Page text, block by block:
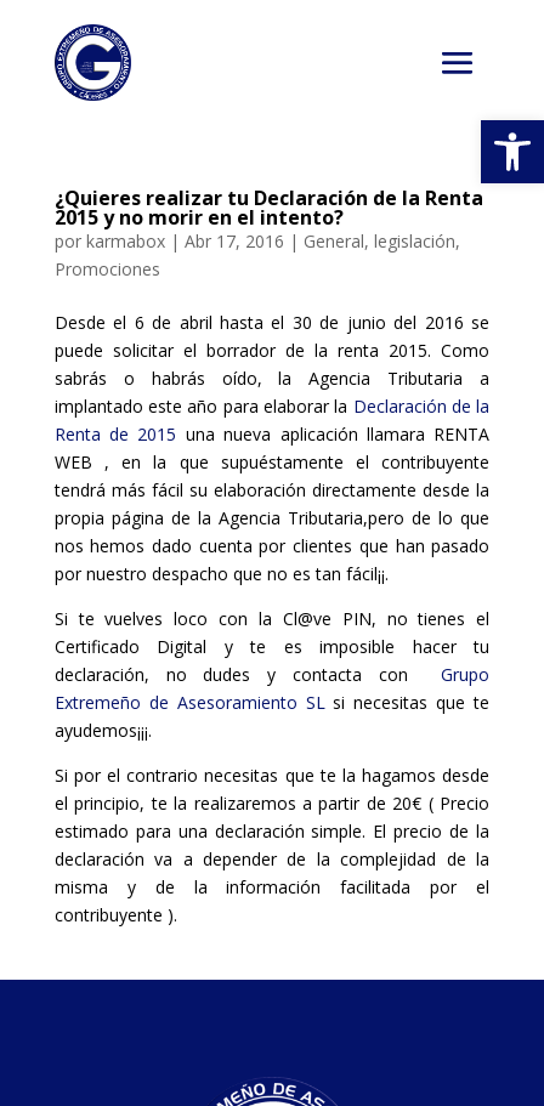
¿Quieres realizar tu Declaración de la Renta
2015 y no morir en el intento?
por karmabox| Abr 17, 2016 | General, legislación,
Promociones
Desde el 6 de abril hasta el 30 de junio del 2016 se
puede solicitar el borrador de la renta 2015. Como
sabrás o habrás oído, la Agencia Tributaria a
implantado este año para elaborar la Declaración de la
Renta de 2015 una nueva aplicación llamara RENTA
WEB , en la que supuéstamente el contribuyente
tendrá más fácil su elaboración directamente desde la
propia página de la Agencia Tributaria,pero de lo que
nos hemos dado cuenta por clientes que han pasado
por nuestro despacho que no es tan fácil¡¡.
Si te vuelves loco con la Cl@ve PIN, no tienes el
Certificado Digital y te es imposible hacer tu
declaración, no dudes y contacta conGrupo
Extremeño de Asesoramiento SLsi necesitas que te
ayudemos¡¡¡.
Si por el contrario necesitas que te la hagamos desde
el principio, te la realizaremos a partir de 20€ ( Precio
estimado para una declaración simple. El precio de la
declaración va a depender de la complejidad de la
misma y de la información facilitada por el
contribuyente ).